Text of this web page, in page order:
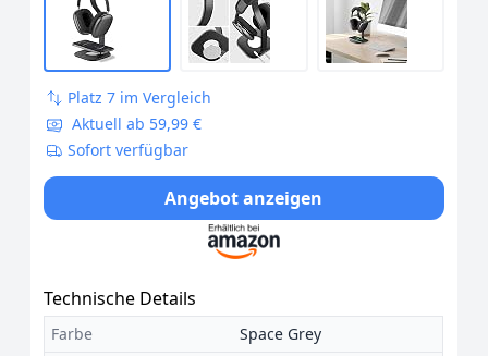
Platz 7 im Vergleich
Aktuell ab 59,99 €
Sofort verfügbar
Angebot anzeigen
Technische Details
Farbe
Space Grey